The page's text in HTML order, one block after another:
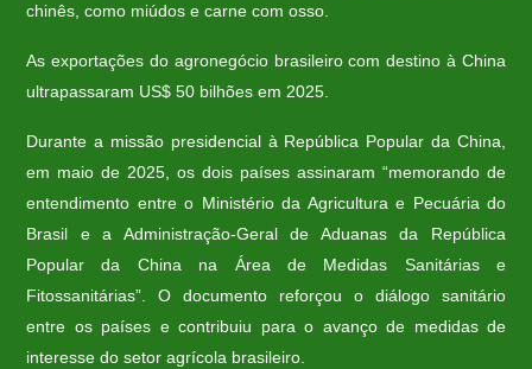
chinês, como miúdos e carne com osso.
As exportações do agronegócio brasileiro com destino à China
ultrapassaram US$ 50 bilhões em 2025.
Durante a missão presidencial à República Popular da China,
em maio de 2025, os dois países assinaram “memorando de
entendimento entre o Ministério da Agricultura e Pecuária do
Brasil e a Administração-Geral de Aduanas da República
Popular da China na Área de Medidas Sanitárias e
Fitossanitárias”. O documento reforçou o diálogo sanitário
entre os países e contribuiu para o avanço de medidas de
interesse do setor agrícola brasileiro.